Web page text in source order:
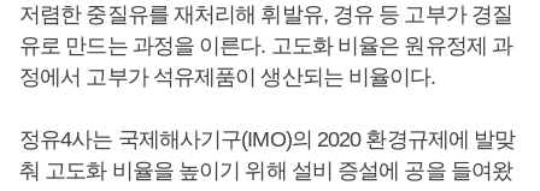
저렴한 중질유를 재처리해 휘발유, 경유 등 고부가 경질
유로 만드는 과정을 이른다. 고도화 비율은 원유정제 과
정에서 고부가 석유제품이 생산되는 비율이다.
정유4사는 국제해사기구(IMO)의 2020 환경규제에 발맞
춰 고도화 비율을 높이기 위해 설비 증설에 공을 들여왔